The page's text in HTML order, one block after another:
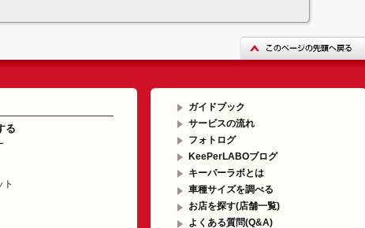
る
ト
ガイドブック
サービスの流れ
フォトログ
KeePerLABOブログ
キーパーラボとは
車種サイズを調べる
お店を探す(店舗一覧)
よくある質問(Q&A)